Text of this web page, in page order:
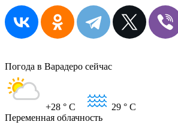
Погода в Варадеро сейчас
+28 ° C 29 ° C
Переменная облачность